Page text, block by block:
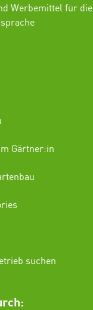
Werbemittel für die
Gärtner:in
suchen